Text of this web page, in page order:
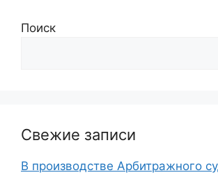
Поиск
Свежие записи
В производстве Арбитражного